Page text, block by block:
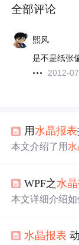
全部评论
熙风
是不是纸张
2012-
用水晶报表
本文介绍了用
书写代码处理数
过其形式显示
WPF之 水
本文详细介绍如
水晶报表